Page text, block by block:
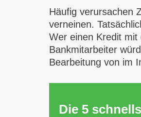
Häufig verursachen
verneinen.
Wer einen Kredit
Bankmitarbeiter
Bearbeitung von im
Die 5